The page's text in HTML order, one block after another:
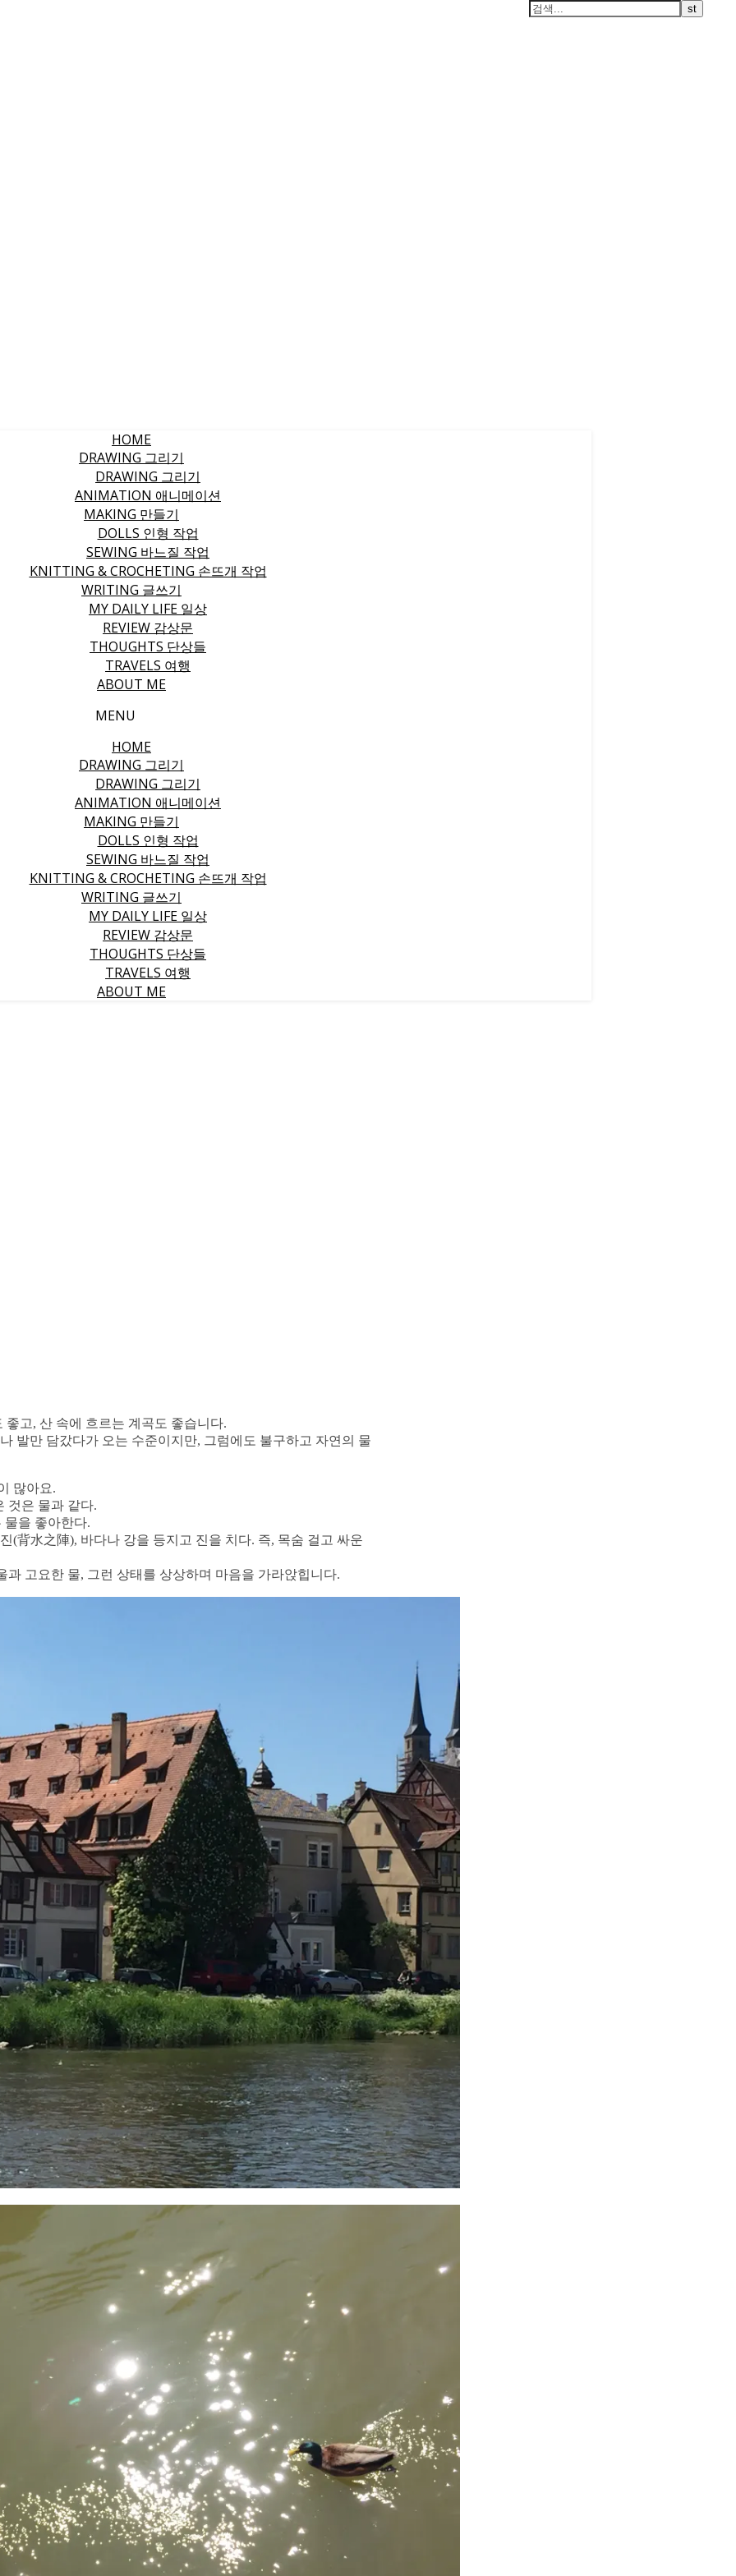
HOME
DRAWING 그리기
DRAWING 그리기
ANIMATION 애니메이션
MAKING 만들기
DOLLS 인형 작업
SEWING 바느질 작업
KNITTING & CROCHETING 손뜨개 작업
WRITING 글쓰기
MY DAILY LIFE 일상
REVIEW 감상문
THOUGHTS 단상들
TRAVELS 여행
ABOUT ME
MENU
HOME
DRAWING 그리기
DRAWING 그리기
ANIMATION 애니메이션
MAKING 만들기
DOLLS 인형 작업
SEWING 바느질 작업
KNITTING & CROCHETING 손뜨개 작업
WRITING 글쓰기
MY DAILY LIFE 일상
REVIEW 감상문
THOUGHTS 단상들
TRAVELS 여행
ABOUT ME
고, 산 속에 흐르는 계곡도 좋습니다.
발만 담갔다가 오는 수준이지만, 그럼에도 불구하고 자연의 물
많아요.
것은 물과 같다.
물을 좋아한다.
(背水之陣), 바다나 강을 등지고 진을 치다. 즉, 목숨 걸고 싸운
고요한 물, 그런 상태를 상상하며 마음을 가라앉힙니다.